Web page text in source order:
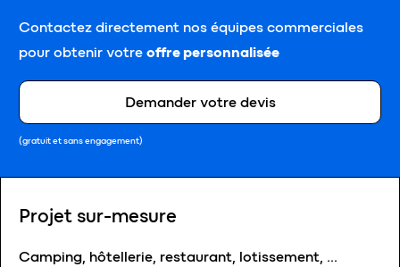
Contactez directement nos équipes commerciales
pour obtenir votre offre personnalisée
Demander votre devis
(gratuit et sans engagement)
Projet sur-mesure
Camping, hôtellerie, restaurant, lotissement, …